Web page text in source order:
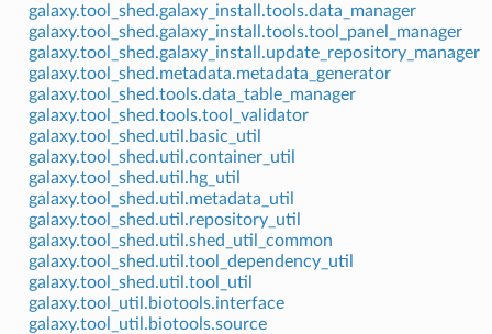
galaxy.tool_shed.galaxy_install.tools.data_manager
galaxy.tool_shed.galaxy_install.tools.tool_panel_manager
galaxy.tool_shed.galaxy_install.update_repository_manager
galaxy.tool_shed.metadata.metadata_generator
galaxy.tool_shed.tools.data_table_manager
galaxy.tool_shed.tools.tool_validator
galaxy.tool_shed.util.basic_util
galaxy.tool_shed.util.container_util
galaxy.tool_shed.util.hg_util
galaxy.tool_shed.util.metadata_util
galaxy.tool_shed.util.repository_util
galaxy.tool_shed.util.shed_util_common
galaxy.tool_shed.util.tool_dependency_util
galaxy.tool_shed.util.tool_util
galaxy.tool_util.biotools.interface
galaxy.tool_util.biotools.source